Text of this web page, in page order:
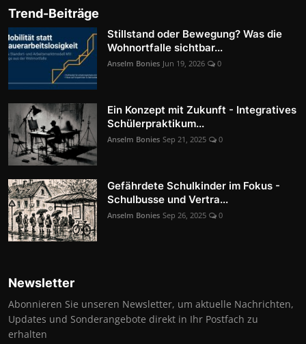
Trend-Beiträge
Stillstand oder Bewegung? Was die
Wohnortfalle sichtbar...
Anselm Bonies Jun 19, 2026 0
Ein Konzept mit Zukunft - Integratives
Schülerpraktikum...
Anselm Bonies Sep 21, 2025 0
Gefährdete Schulkinder im Fokus -
Schulbusse und Vertra...
Anselm Bonies Sep 26, 2025 0
Newsletter
Abonnieren Sie unseren Newsletter, um aktuelle Nachrichten,
Updates und Sonderangebote direkt in Ihr Postfach zu
erhalten